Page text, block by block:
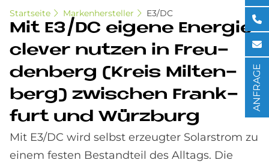
Startseite Markenhersteller E3/DC
Mit E3/DC ei­ge­ne En­er­gie
cle­ver nut­zen in Freu­
den­berg (Kreis Mil­ten­
berg) zwi­schen Frank­
furt und Würz­burg
Mit E3/DC wird selbst erzeugter Solarstrom zu
einem festen Bestandteil des Alltags. Die
ANFRAGE